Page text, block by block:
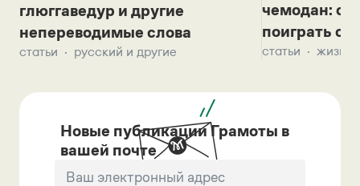
глюггаведур и другие
непереводимые слова
статьи русский и другие
чемодан:
поиграть с
статьи жизнь
Новые публикации Грамоты в
вашей почте